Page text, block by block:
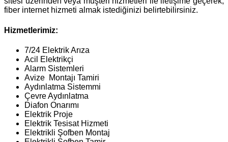
fiber internet hizmeti almak istediğinizi belirtebilirsiniz.
Hizmetlerimiz:
7/24 Elektrik Arıza
Acil Elektrikçi
Alarm Sistemleri
Avize Montajı Tamiri
Aydınlatma Sistemmi
Çevre Aydınlatma
Diafon Onarımı
Elektrik Proje
Elektrik Tesisat Hizmeti
Elektrikli Şofben Montaj